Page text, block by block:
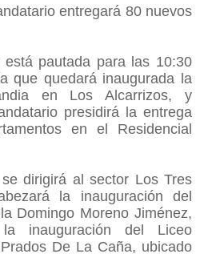
entregará 80 nuevos
pautada para las 10:30
que quedará inaugurada la
en Los Alcarrizos, y
presidirá la entrega
en el Residencial
dirigirá al sector Los Tres
la inauguración del
Domingo Moreno Jiménez,
inauguración del Liceo
De La Caña, ubicado